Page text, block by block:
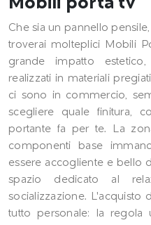
Mobili porta tv
Che sia un pannello
troverai molteplici Mobili
grande impatto
realizzati in materiali
ci sono in commercio,
scegliere quale finitura,
portante fa per te. La
componenti base
essere accogliente e bello
spazio dedicato al
socializzazione.
tutto personale: la regola